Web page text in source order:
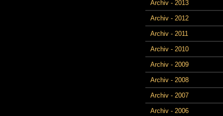
Archiv - 2013
Archiv - 2012
Archiv - 2011
Archiv - 2010
Archiv - 2009
Archiv - 2008
Archiv - 2007
Archiv - 2006